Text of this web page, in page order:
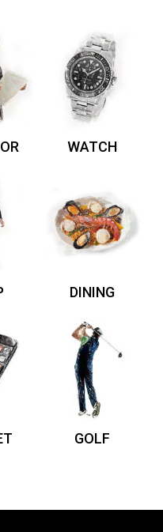
WATCH
DINING
GOLF